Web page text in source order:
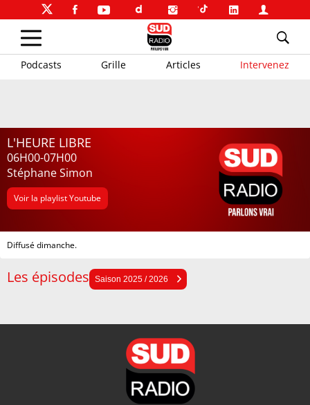
Podcasts Grille Articles Intervenez
L'HEURE LIBRE
06H00-07H00
Stéphane Simon
Voir la playlist Youtube
Diffusé dimanche.
Les épisodes Saison 2025 / 2026
Saison 2023 / 2024